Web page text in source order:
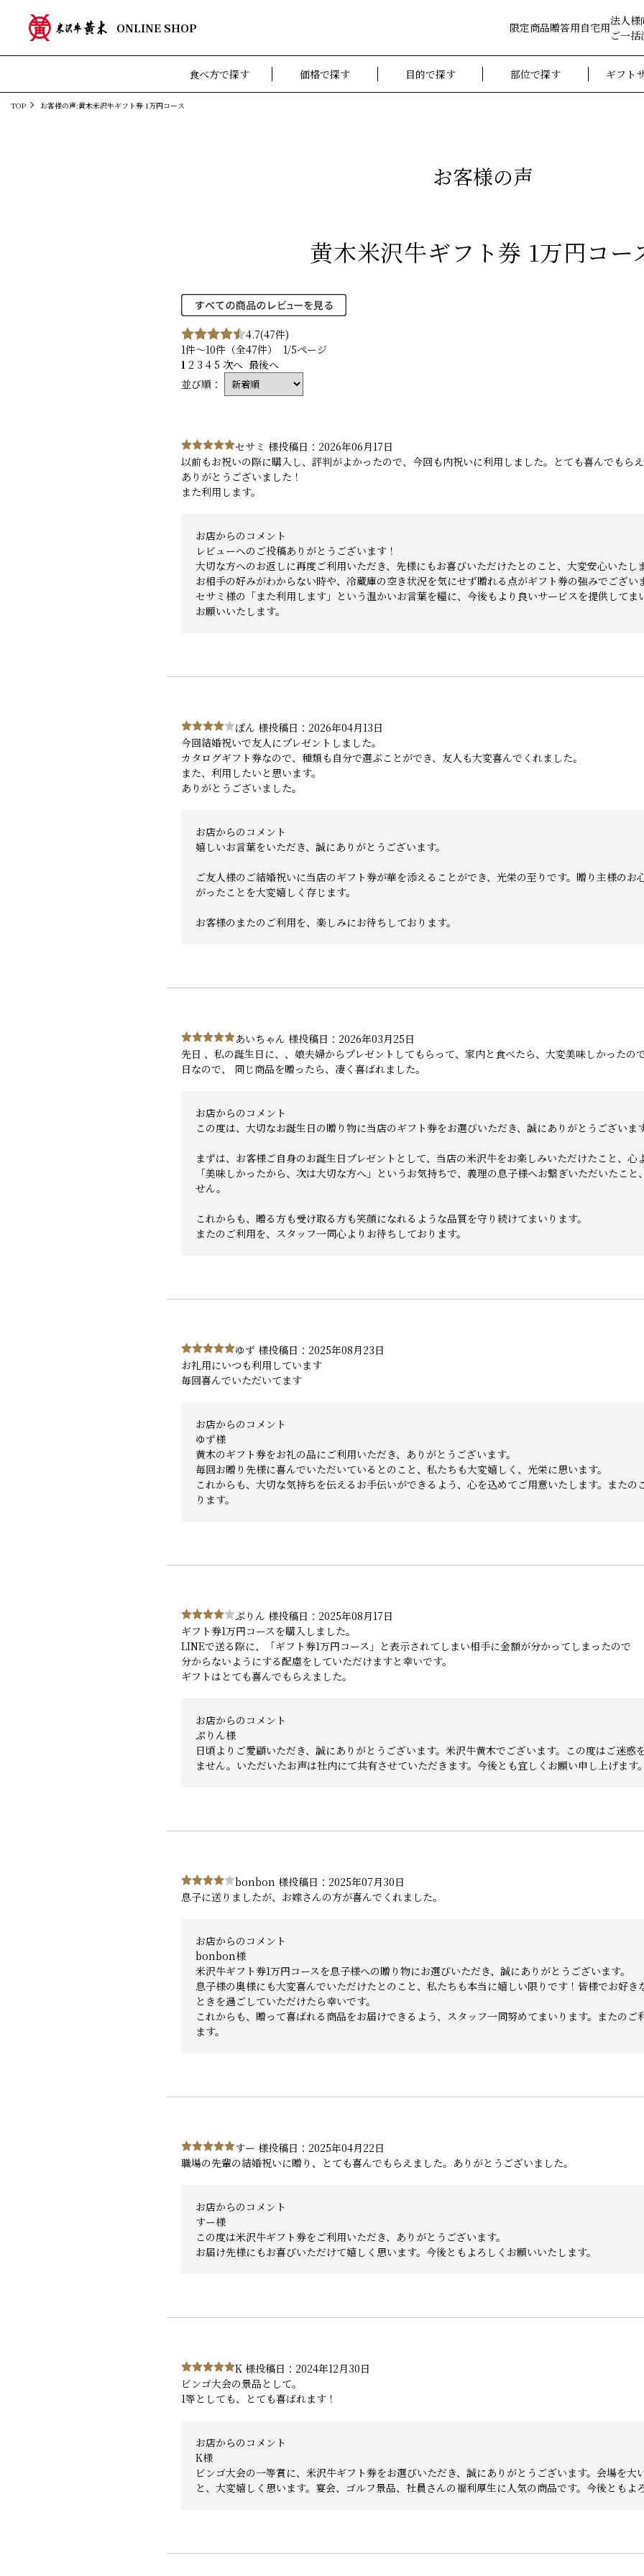
ONLINE SHOP 限定商品贈答用自宅用
法人様
ご一括
食べ方で探す 価格で探す 目的で探す 部位で探す ギフト
TOP お客様の声:黄木米沢牛ギフト券 1万円コース
お客様の声
黄木米沢牛ギフト券 1万円コー
4.7(47件)
1件～10件（全47件） 1/5ページ
1 2 3 4 5 次へ 最後へ
並び順：
セサミ 様投稿日：2026年06月17日
以前もお祝いの際に購入し、評判がよかったので、今回も内祝いに利用しました。とても喜んでもらえ
ありがとうございました！
また利用します。
お店からのコメント
レビューへのご投稿ありがとうございます！
大切な方へのお返しに再度ご利用いただき、先様にもお喜びいただけたとのこと、大変安心いたし
お相手の好みがわからない時や、冷蔵庫の空き状況を気にせず贈れる点がギフト券の強みでござい
セサミ様の「また利用します」という温かいお言葉を糧に、今後もより良いサービスを提供してま
お願いいたします。
ぽん 様投稿日：2026年04月13日
今回結婚祝いで友人にプレゼントしました。
カタログギフト券なので、種類も自分で選ぶことができ、友人も大変喜んでくれました。
また、利用したいと思います。
ありがとうございました。
お店からのコメント
嬉しいお言葉をいただき、誠にありがとうございます。
ご友人様のご結婚祝いに当店のギフト券が華を添えることができ、光栄の至りです。贈り主様のお
がったことを大変嬉しく存じます。
お客様のまたのご利用を、楽しみにお待ちしております。
あいちゃん 様投稿日：2026年03月25日
先日 、私の誕生日に、、娘夫婦からプレゼントしてもらって、家内と食べたら、大変美味しかったの
日なので、 同じ商品を贈ったら、凄く喜ばれました。
お店からのコメント
この度は、大切なお誕生日の贈り物に当店のギフト券をお選びいただき、誠にありがとうございます
まずは、お客様ご自身のお誕生日プレゼントとして、当店の米沢牛をお楽しみいただけたこと、心
「美味しかったから、次は大切な方へ」というお気持ちで、義理の息子様へお繋ぎいただいたこと
せん。
これからも、贈る方も受け取る方も笑顔になれるような品質を守り続けてまいります。
またのご利用を、スタッフ一同心よりお待ちしております。
ゆず 様投稿日：2025年08月23日
お礼用にいつも利用しています
毎回喜んでいただいてます
お店からのコメント
ゆず様
黄木のギフト券をお礼の品にご利用いただき、ありがとうございます。
毎回お贈り先様に喜んでいただいているとのこと、私たちも大変嬉しく、光栄に思います。
これからも、大切な気持ちを伝えるお手伝いができるよう、心を込めてご用意いたします。またの
ります。
ぷりん 様投稿日：2025年08月17日
ギフト券1万円コースを購入しました。
LINEで送る際に、「ギフト券1万円コース」と表示されてしまい相手に金額が分かってしまったので
分からないようにする配慮をしていただけますと幸いです。
ギフトはとても喜んでもらえました。
お店からのコメント
ぷりん様
日頃よりご愛顧いただき、誠にありがとうございます。米沢牛黄木でございます。この度はご迷惑
ません。いただいたお声は社内にて共有させていただきます。今後とも宜しくお願い申し上げます。
bonbon 様投稿日：2025年07月30日
息子に送りましたが、お嫁さんの方が喜んでくれました。
お店からのコメント
bonbon様
米沢牛ギフト券1万円コースを息子様への贈り物にお選びいただき、誠にありがとうございます。
息子様の奥様にも大変喜んでいただけたとのこと、私たちも本当に嬉しい限りです！皆様でお好き
ときを過ごしていただけたら幸いです。
これからも、贈って喜ばれる商品をお届けできるよう、スタッフ一同努めてまいります。またのご
ます。
すー 様投稿日：2025年04月22日
職場の先輩の結婚祝いに贈り、とても喜んでもらえました。ありがとうございました。
お店からのコメント
すー様
この度は米沢牛ギフト券をご利用いただき、ありがとうございます。
お届け先様にもお喜びいただけて嬉しく思います。今後ともよろしくお願いいたします。
K 様投稿日：2024年12月30日
ビンゴ大会の景品として。
1等としても、とても喜ばれます！
お店からのコメント
K様
ビンゴ大会の一等賞に、米沢牛ギフト券をお選びいただき、誠にありがとうございます。会場を大
と、大変嬉しく思います。宴会、ゴルフ景品、社員さんの福利厚生に人気の商品です。今後ともよ